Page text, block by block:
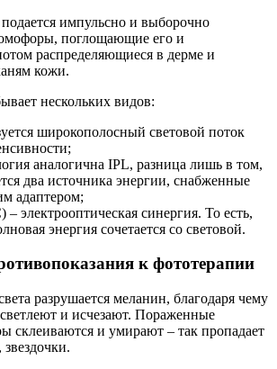
импульсно и выборочно
поглощающие его и
распределяющиеся в дерме и
кожи.
нескольких видов:
широкополосный световой поток
аналогична IPL, разница лишь в том,
два источника энергии, снабженные
адаптером;
электрооптическая синергия. То есть,
энергия сочетается со световой.
к фототерапии
разрушается меланин, благодаря чему
и исчезают. Пораженные
склеиваются и умирают – так пропадает
звездочки.